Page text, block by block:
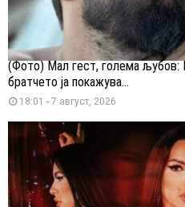
(Фото) Мал гест, голема љубов:
братчето ја покажува...
18:01 - 7 август, 2026